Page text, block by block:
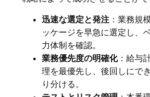
迅速な選定と発注：業務規
ッケージを早急に選定し、
力体制を確認。
業務優先度の明確化：給与
理を最優先し、後回しにで
り分ける。